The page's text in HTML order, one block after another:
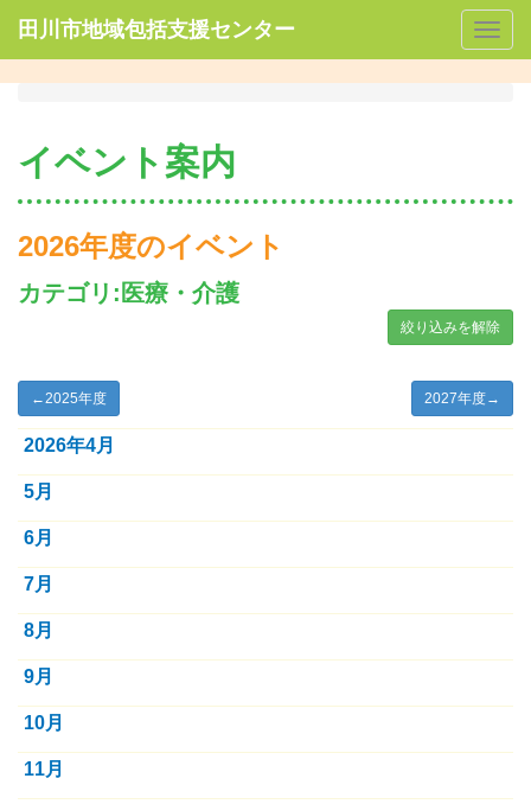
田川市地域包括支援センター
イベント案内
2026年度のイベント
カテゴリ:医療・介護
絞り込みを解除
←2025年度 2027年度→
2026年4月
5月
6月
7月
8月
9月
10月
11月